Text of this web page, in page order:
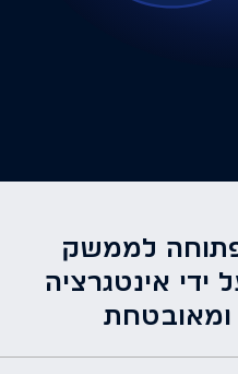
לממשק
ידי אינטגרציה